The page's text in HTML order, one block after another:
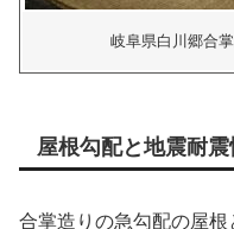
岐阜県白川郷合
屋根勾配と地震耐
合掌造りの急勾配の屋